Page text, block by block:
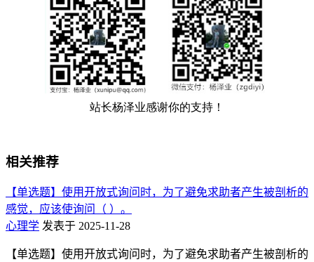
相关推荐
【单选题】使用开放式询问时，为了避免求助者产生被剖析的
感觉，应该使询问（ ）。
心理学 发表于 2025-11-28
【单选题】使用开放式询问时，为了避免求助者产生被剖析的